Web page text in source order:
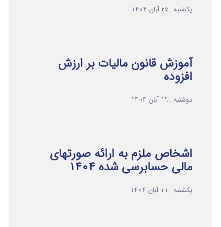
یکشنبه , 25 آبان 1404
آموزش قانون مالیات بر ارزش
افزوده
دوشنبه , 19 آبان 1404
اشخاص ملزم به ارائه صورتهای
مالی حسابرسی شده ۱۴۰۴
یکشنبه , 11 آبان 1404